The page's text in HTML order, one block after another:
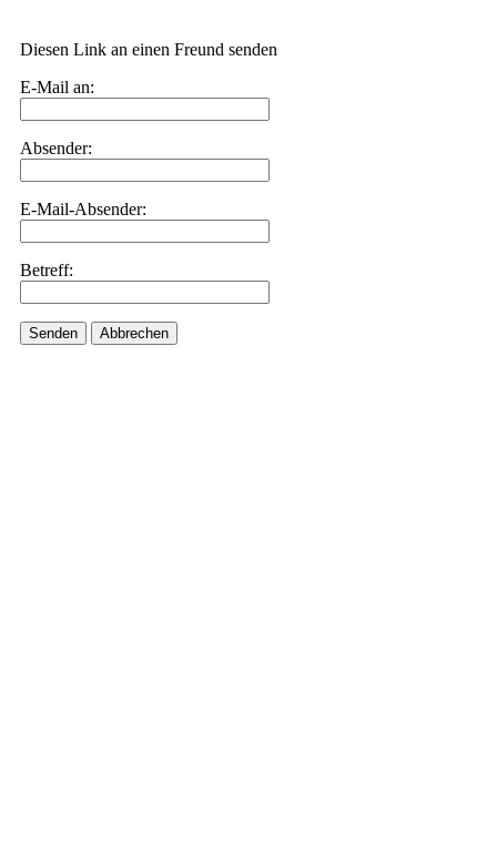
Diesen Link an einen Freund senden
E-Mail an:
Absender:
E-Mail-Absender:
Betreff:
Senden Abbrechen